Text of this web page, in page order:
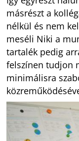
másrészt a
nélkül és nem
meséli Niki a
tartalék pedig
felszínen tudjon
minimálisra